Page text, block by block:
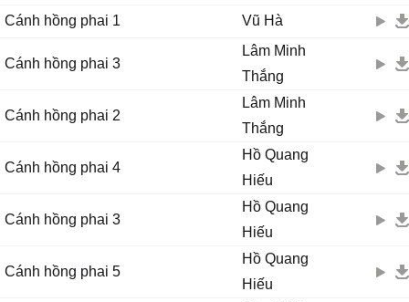
Cánh hồng phai 1
Vũ Hà
Cánh hồng phai 3
Lâm Minh
Thắng
Cánh hồng phai 2
Lâm Minh
Thắng
Cánh hồng phai 4
Hồ Quang
Hiếu
Cánh hồng phai 3
Hồ Quang
Hiếu
Cánh hồng phai 5
Hồ Quang
Hiếu